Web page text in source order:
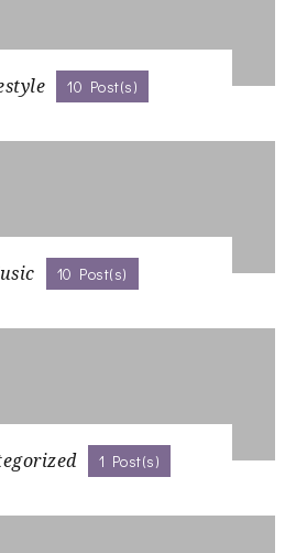
10 Post(s)
10 Post(s)
1 Post(s)